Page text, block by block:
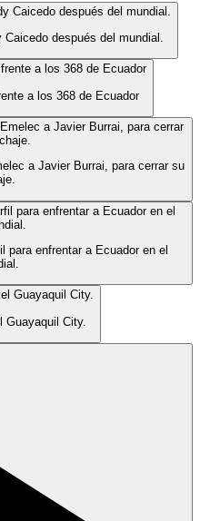
Caicedo después del mundial.
a los 368 de Ecuador
a Javier Burrai, para cerrar su
para enfrentar a Ecuador en el
Guayaquil City.